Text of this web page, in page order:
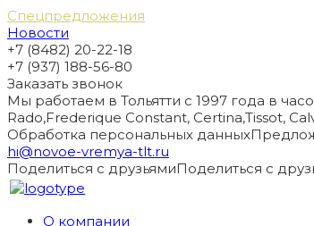
Спецпредложения
Новости
+7 (8482) 20-22-18
+7 (937) 188-56-80
Заказать звонок
Мы работаем в Тольятти с 1997 года в
Rado,Frederique Constant, Certina,Tissot,
Обработка персональных данных
hi@novoe-vremya-tlt.ru
Поделиться с друзьямиПоделиться с
О компании